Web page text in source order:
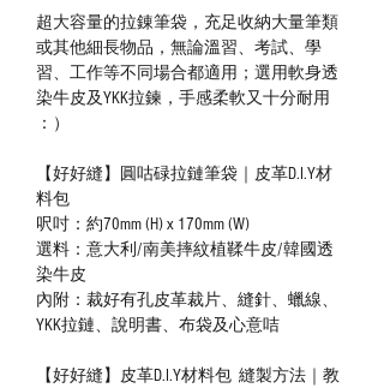
超大容量的拉錬筆袋，充足收納大量筆類
或其他細長物品，無論溫習、考試、學
習、工作等不同場合都適用；選用軟身透
染牛皮及YKK拉鍊，手感柔軟又十分耐用
：）
【好好縫】圓咕碌拉鏈筆袋｜皮革D.I.Y材
料包
呎吋：約70mm (H) x 170mm (W)
選料：意大利/南美摔紋植鞣牛皮/韓國透
染牛皮
內附：裁好有孔皮革裁片、縫針、蠟線、
YKK拉鏈、說明書、布袋及心意咭
【好好縫】皮革D.I.Y材料包 縫製方法｜教